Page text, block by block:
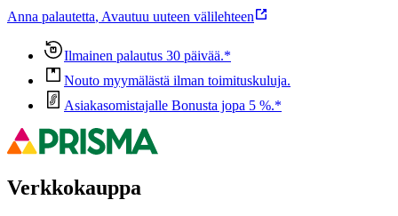
Anna palautetta, Avautuu uuteen välilehteen
Ilmainen palautus 30 päivää.*
Nouto myymälästä ilman toimituskuluja.
Asiakasomistajalle Bonusta jopa 5 %.*
Verkkokauppa